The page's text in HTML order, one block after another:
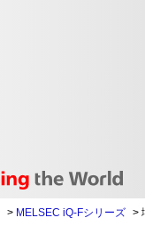
> MELSEC iQ-Fシリーズ >